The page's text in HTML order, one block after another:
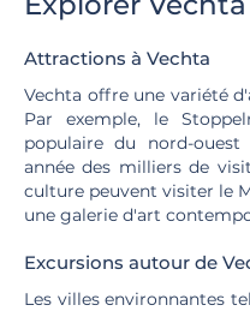
Attractions à Vechta
Vechta offre une variété
Par exemple, le
populaire du nord-
année des milliers de
culture peuvent visiter le
une galerie d'art
Excursions autour de
Les villes environnantes